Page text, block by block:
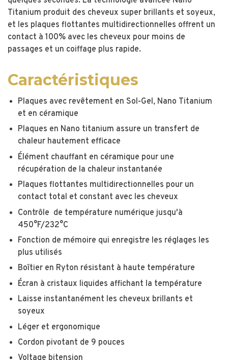
Titanium produit des cheveux super brillants et soyeux,
et les plaques flottantes multidirectionnelles offrent un
contact à 100% avec les cheveux pour moins de
passages et un coiffage plus rapide.
Caractéristiques
Plaques avec revêtement en Sol-Gel, Nano Titanium
et en céramique
Plaques en Nano titanium assure un transfert de
chaleur hautement efficace
Élément chauffant en céramique pour une
récupération de la chaleur instantanée
Plaques flottantes multidirectionnelles pour un
contact total et constant avec les cheveux
Contrôle de température numérique jusqu'à
450°F/232°C
Fonction de mémoire qui enregistre les réglages les
plus utilisés
Boîtier en Ryton résistant à haute température
Écran à cristaux liquides affichant la température
Laisse instantanément les cheveux brillants et
soyeux
Léger et ergonomique
Cordon pivotant de 9 pouces